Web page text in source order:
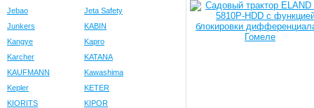
Jebao
Jeta Safety
Junkers
KABIN
Kangye
Kapro
Karcher
KATANA
KAUFMANN
Kawashima
Kepler
KETER
KIORITS
KIPOR